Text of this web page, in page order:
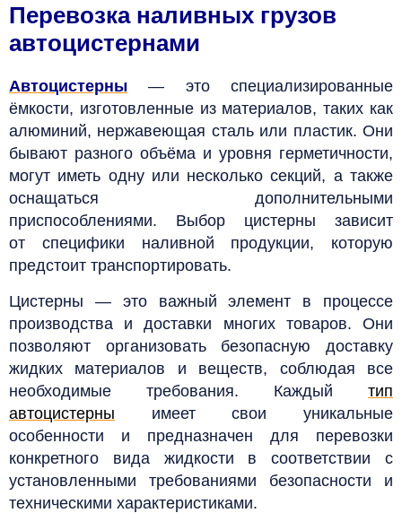
Перевозка наливных грузов
автоцистернами
Автоцистерны — это специализированные
ёмкости, изготовленные из материалов, таких как
алюминий, нержавеющая сталь или пластик. Они
бывают разного объёма и уровня герметичности,
могут иметь одну или несколько секций, а также
оснащаться дополнительными
приспособлениями. Выбор цистерны зависит
от специфики наливной продукции, которую
предстоит транспортировать.
Цистерны — это важный элемент в процессе
производства и доставки многих товаров. Они
позволяют организовать безопасную доставку
жидких материалов и веществ, соблюдая все
необходимые требования. Каждый тип
автоцистерны имеет свои уникальные
особенности и предназначен для перевозки
конкретного вида жидкости в соответствии с
установленными требованиями безопасности и
техническими характеристиками.